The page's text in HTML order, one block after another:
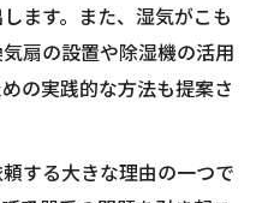
ます。また、湿気がこも
扇の設置や除湿機の活用
の実践的な方法も提案さ
する大きな理由の一つで